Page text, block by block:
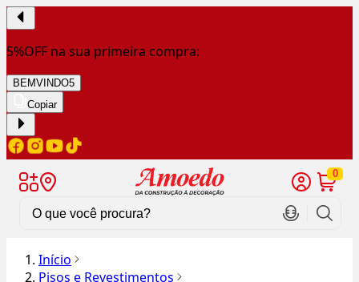
5%OFF na sua primeira compra:
BEMVINDO5
Copiar
0
Início
Pisos e Revestimentos